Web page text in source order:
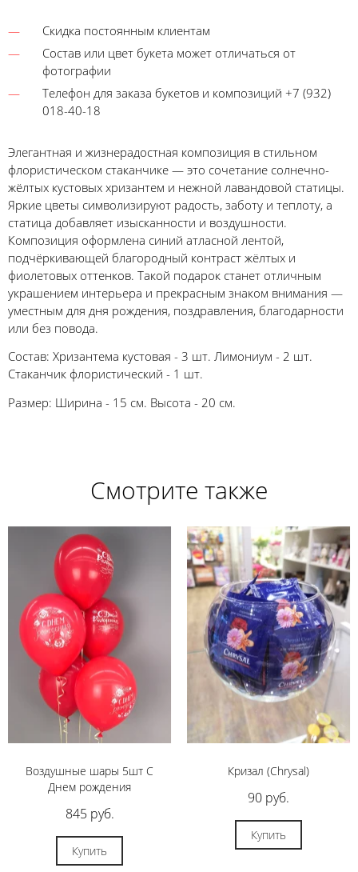
Скидка постоянным клиентам
Состав или цвет букета может отличаться от
фотографии
Телефон для заказа букетов и композиций +7 (932)
018-40-18
Элегантная и жизнерадостная композиция в стильном
флористическом стаканчике — это сочетание солнечно-
жёлтых кустовых хризантем и нежной лавандовой статицы.
Яркие цветы символизируют радость, заботу и теплоту, а
статица добавляет изысканности и воздушности.
Композиция оформлена синий атласной лентой,
подчёркивающей благородный контраст жёлтых и
фиолетовых оттенков. Такой подарок станет отличным
украшением интерьера и прекрасным знаком внимания —
уместным для дня рождения, поздравления, благодарности
или без повода.
Состав: Хризантема кустовая - 3 шт. Лимониум - 2 шт.
Стаканчик флористический - 1 шт.
Размер: Ширина - 15 см. Высота - 20 см.
Смотрите также
Воздушные шары 5шт С
Днем рождения
845 руб.
Купить
Кризал (Chrysal)
90 руб.
Купить